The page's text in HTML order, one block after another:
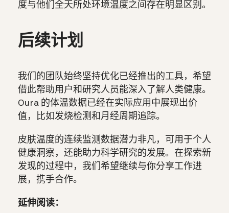
度与他们全天所处环境温度之间存在明显区别。
后续计划
我们的团队始终坚持优化已经推出的工具，希望
借此帮助用户和研究人员能深入了解人类健康。
Oura 的体温数据已经在实际应用中展现出价
值，比如发烧检测和月经周期追踪。
皮肤温度的连续监测数据潜力非凡，可用于个人
健康洞察，还能助力科学研究的发展。在探索新
发现的过程中，我们希望继续与你分享工作进
展，携手合作。
延伸阅读：